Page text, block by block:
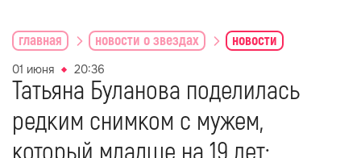
главная новости о звездах новости
01 июня 20:36
Татьяна Буланова поделилась
редким снимком с мужем,